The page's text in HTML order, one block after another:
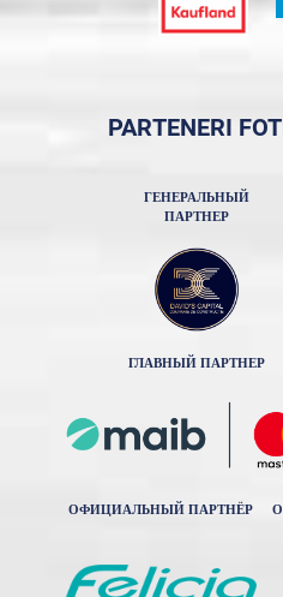
PARTENERI
ГЕНЕРАЛЬНЫЙ
ПАРТНЕР
ГЛАВНЫЙ ПАРТНЕР
ОФИЦИАЛЬНЫЙ ПАРТНЁР